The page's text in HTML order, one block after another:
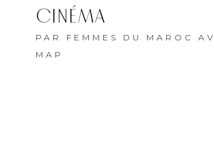
CINÉMA
PAR FEMMES DU MAROC
MAP